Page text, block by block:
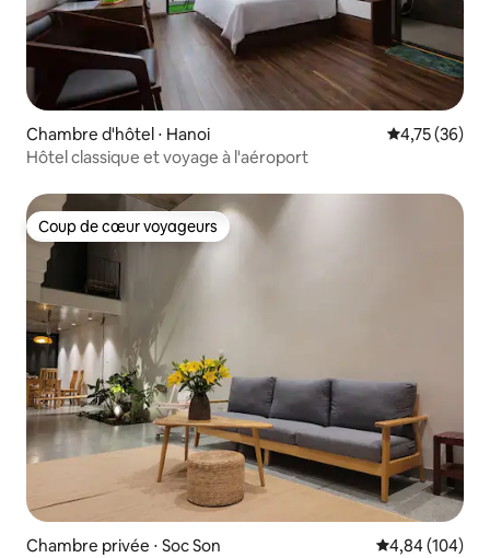
Chambre d'hôtel ⋅ Hanoi Évaluation
4,75 (36)
Hôtel classique et voyage à l'aéroport
Coup de cœur voyageurs
Coup de cœur voyageurs
Chambre privée ⋅ Soc Son Évaluation
4,84 (104)